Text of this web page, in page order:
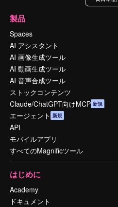
製品
Spaces
AI アシスタント
AI 画像生成ツール
AI 動画生成ツール
AI 音声合成ツール
ストックコンテンツ
Claude/ChatGPT向けMCP 新規
エージェント 新規
API
モバイルアプリ
すべてのMagnificツール
はじめに
Academy
ドキュメント